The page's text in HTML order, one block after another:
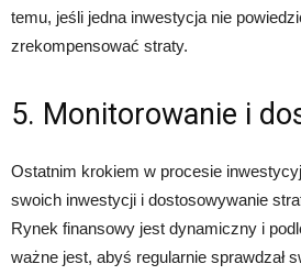
temu, jeśli jedna inwestycja nie
zrekompensować straty.
5. Monitorowanie i
Ostatnim krokiem w procesie
swoich inwestycji i dostosowywanie
Rynek finansowy jest dynamiczny i
ważne jest, abyś regularnie sprawdzał